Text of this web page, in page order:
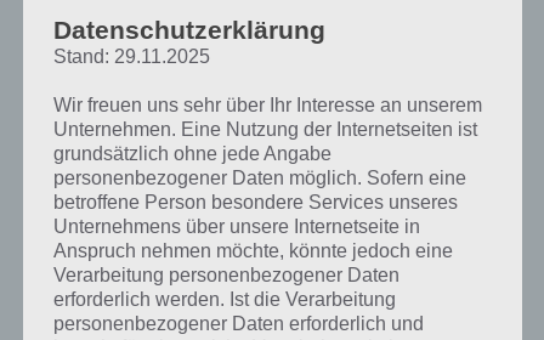
das exakte Level anzeigen, weshalb du über unsere Komplettlösung
jedoch trotzdem zu jedem Sachverhalt die entsprechenden
Weitere Lösungen zu 94%
gesucht? Schaue inunsere
Komplettlösung zur App! Dort
kannst du mit der Suche
schnell die Antworten und
Datenschutzerklärung
Stand: 29.11.2025
Wir freuen uns sehr über Ihr Interesse an unserem
Unternehmen. Eine Nutzung der Internetseiten ist
grundsätzlich ohne jede Angabe
personenbezogener Daten möglich. Sofern eine
betroffene Person besondere Services unseres
Unternehmens über unsere Internetseite in
Anspruch nehmen möchte, könnte jedoch eine
Verarbeitung personenbezogener Daten
erforderlich werden. Ist die Verarbeitung
personenbezogener Daten erforderlich und